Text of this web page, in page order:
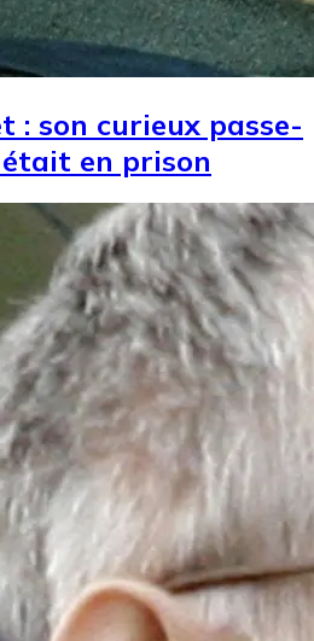
: son curieux passe-
en prison